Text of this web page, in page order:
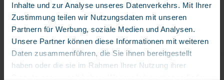
Inhalte und zur Analyse unseres Datenverkehrs. Mit Ihrer
Zustimmung teilen wir Nutzungsdaten mit unseren
Partnern für Werbung, soziale Medien und Analysen.
Unsere Partner können diese Informationen mit weiteren
Daten zusammenführen, die Sie ihnen bereitgestellt
haben oder die sie im Rahmen Ihrer Nutzung ihrer
WLS
Beautypaket
Das
WLS
Beauty
Produktbeschreibung
Produktbeschreibung Inhalt Produktmerkmale